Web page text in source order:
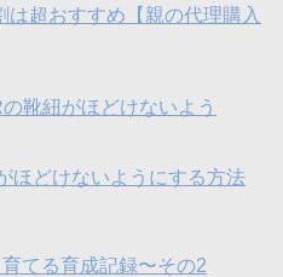
は超おすすめ【親の代理購入
ほどけないようにする方法